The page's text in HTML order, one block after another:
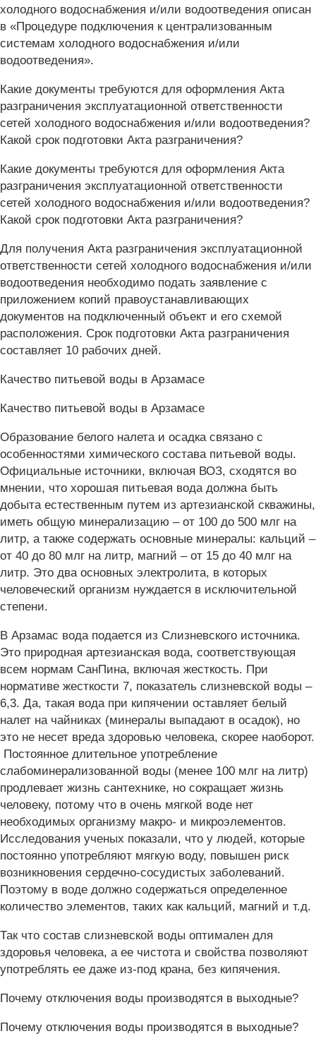
холодного водоснабжения и/или водоотведения описан
в «Процедуре подключения к централизованным
системам холодного водоснабжения и/или
водоотведения».
Какие документы требуются для оформления Акта
разграничения эксплуатационной ответственности
сетей холодного водоснабжения и/или водоотведения?
Какой срок подготовки Акта разграничения?
Какие документы требуются для оформления Акта
разграничения эксплуатационной ответственности
сетей холодного водоснабжения и/или водоотведения?
Какой срок подготовки Акта разграничения?
Для получения Акта разграничения эксплуатационной
ответственности сетей холодного водоснабжения и/или
водоотведения необходимо подать заявление с
приложением копий правоустанавливающих
документов на подключенный объект и его схемой
расположения. Срок подготовки Акта разграничения
составляет 10 рабочих дней.
Качество питьевой воды в Арзамасе
Качество питьевой воды в Арзамасе
Образование белого налета и осадка связано с
особенностями химического состава питьевой воды.
Официальные источники, включая ВОЗ, сходятся во
мнении, что хорошая питьевая вода должна быть
добыта естественным путем из артезианской скважины,
иметь общую минерализацию – от 100 до 500 млг на
литр, а также содержать основные минералы: кальций –
от 40 до 80 млг на литр, магний – от 15 до 40 млг на
литр. Это два основных электролита, в которых
человеческий организм нуждается в исключительной
степени.
В Арзамас вода подается из Слизневского источника.
Это природная артезианская вода, соответствующая
всем нормам СанПина, включая жесткость. При
нормативе жесткости 7, показатель слизневской воды –
6,3. Да, такая вода при кипячении оставляет белый
налет на чайниках (минералы выпадают в осадок), но
это не несет вреда здоровью человека, скорее наоборот.
Постоянное длительное употребление
слабоминерализованной воды (менее 100 млг на литр)
продлевает жизнь сантехнике, но сокращает жизнь
человеку, потому что в очень мягкой воде нет
необходимых организму макро- и микроэлементов.
Исследования ученых показали, что у людей, которые
постоянно употребляют мягкую воду, повышен риск
возникновения сердечно-сосудистых заболеваний.
Поэтому в воде должно содержаться определенное
количество элементов, таких как кальций, магний и т.д.
Так что состав слизневской воды оптимален для
здоровья человека, а ее чистота и свойства позволяют
употреблять ее даже из-под крана, без кипячения.
Почему отключения воды производятся в выходные?
Почему отключения воды производятся в выходные?